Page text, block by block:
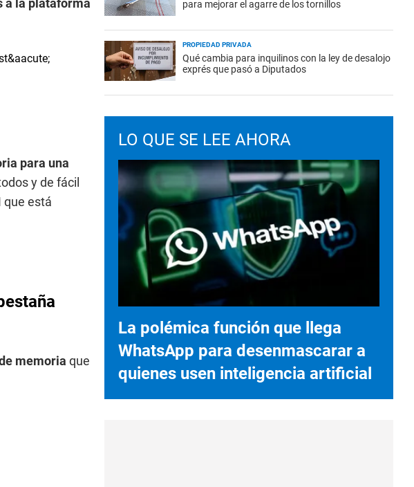
a la plataforma
para una
y de fácil
que está
memoria que
para mejorar el agarre de los tornillos
PROPIEDAD PRIVADA
Qué cambia para inquilinos con la ley de desalojo
exprés que pasó a Diputados
LO QUE SE LEE AHORA
La polémica función que llega
WhatsApp para desenmascarar a
quienes usen inteligencia artificial